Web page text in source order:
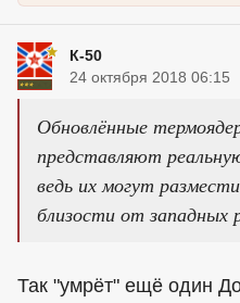
К-50
24 октября 2018 06:15
Обновлённые
представляют
ведь их могут
близости от
Так "умрёт" ещё один